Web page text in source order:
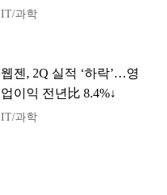
IT/과학
웹젠, 2Q 실적 ‘하락’…영
업이익 전년比 8.4%↓
IT/과학